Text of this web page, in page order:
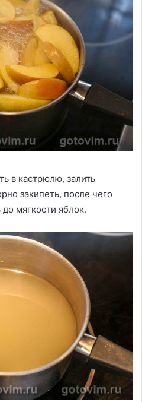
в кастрюлю, залить
закипеть, после чего
мягкости яблок.